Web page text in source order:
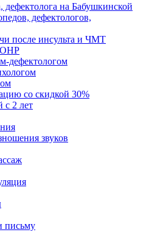
дефектолога на Бабушкинской
дефектологов,
после инсульта и ЧМТ
ОНР
дефектологом
со скидкой 30%
с 2 лет
звуков
письму